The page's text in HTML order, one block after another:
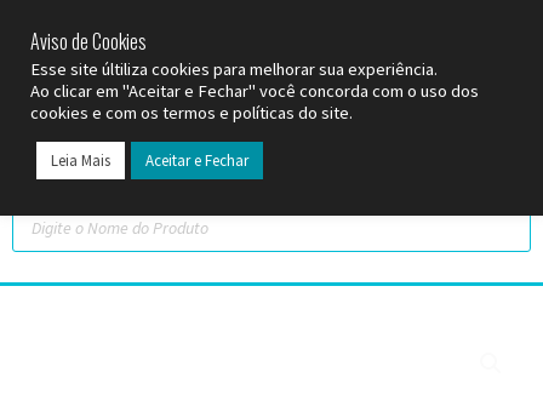
Aviso de Cookies
Esse site últiliza cookies para melhorar sua experiência.
Ao clicar em "Aceitar e Fechar" você concorda com o uso dos
cookies e com os termos e políticas do site.
Leia Mais Aceitar e Fechar